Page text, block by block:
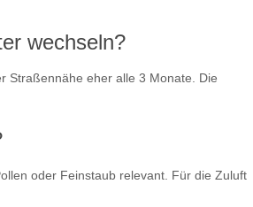
wechseln?
Straßennähe eher alle 3 Monate. Die
oder Feinstaub relevant. Für die Zuluft